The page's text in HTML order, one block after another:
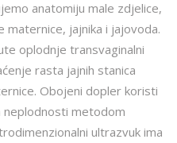
anatomiju male zdjelice,
maternice, jajnika i jajovoda.
oplodnje transvaginalni
rasta jajnih stanica
Obojeni dopler koristi
neplodnosti metodom
ultrazvuk ima